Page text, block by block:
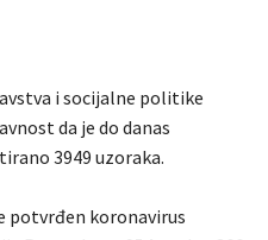
i socijalne politike
da je do danas
3949 uzoraka.
potvrđen koronavirus